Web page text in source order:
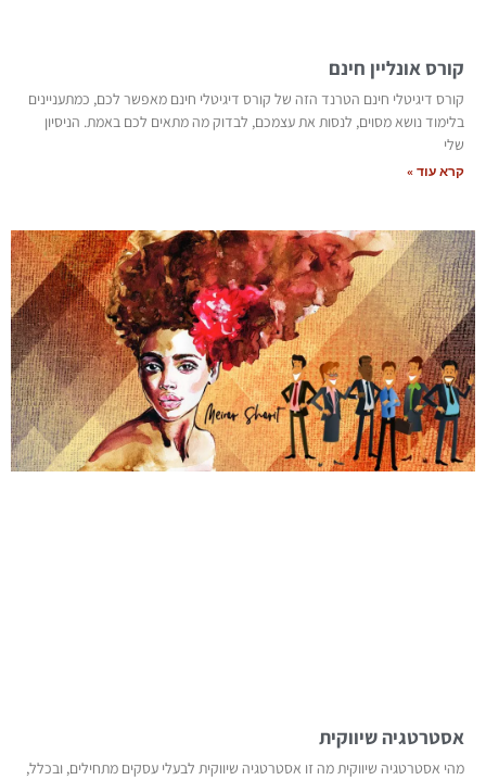
קורס אונליין חינם
קורס דיגיטלי חינם הטרנד הזה של קורס דיגיטלי חינם מאפשר לכם, כמתעניינים
בלימוד נושא מסוים, לנסות את עצמכם, לבדוק מה מתאים לכם באמת. הניסיון
שלי
קרא עוד »
אסטרטגיה שיווקית
מהי אסטרטגיה שיווקית מה זו אסטרטגיה שיווקית לבעלי עסקים מתחילים, ובכלל,